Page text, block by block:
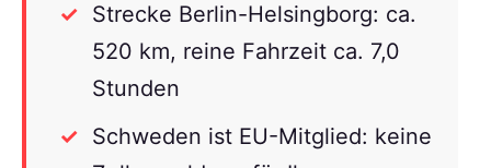
Strecke Berlin-Helsingborg: ca.
520 km, reine Fahrzeit ca. 7,0
Stunden
Schweden ist EU-Mitglied: keine